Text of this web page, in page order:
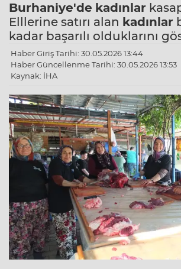
Burhaniye'de kadınlar
Elllerine satırı alan kadınlar
kadar başarılı olduklarını
Haber Giriş Tarihi: 30.05.2026 13:44
Haber Güncellenme Tarihi: 30.05.2026 13:53
Kaynak: İHA